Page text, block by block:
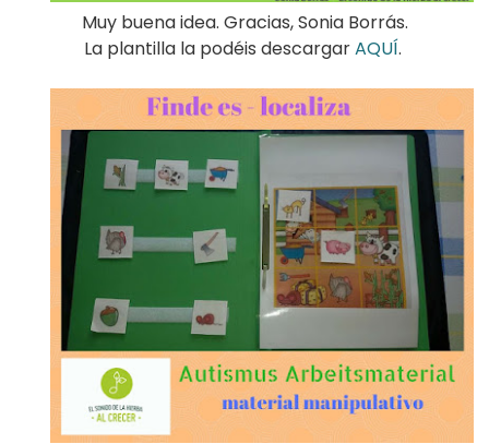
Muy buena idea. Gracias, Sonia Borrás.
La plantilla la podéis descargarAQUÍ.